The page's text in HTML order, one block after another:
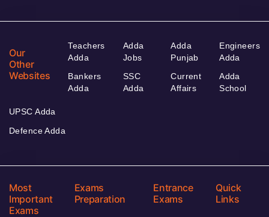
Our
Other
Websites
Teachers
Adda
Bankers
Adda
Adda
Jobs
SSC
Adda
Adda
Punjab
Current
Affairs
Engineers
Adda
Adda
School
UPSC Adda
Defence Adda
Most
Important
Exams
Exams
Preparation
Entrance
Exams
Quick
Links